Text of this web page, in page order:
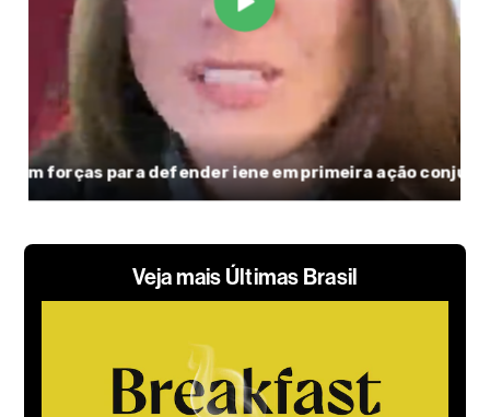
Veja mais Últimas Brasil